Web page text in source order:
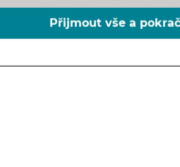
7 mm
Přijmout vše a